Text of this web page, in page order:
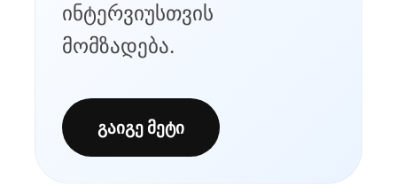
ინტერვიუსთვის
მომზადება.
გაიგე მეტი